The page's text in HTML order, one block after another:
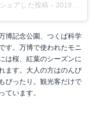
ェアした投稿 - 2019年11月月18日午後7時39分PST
博記念公園、つくば科学
す。万博で使われたモニ
は桜、紅葉のシーズンに
ます。大人の方はのんび
ぴったり。観光客だけで
ています。